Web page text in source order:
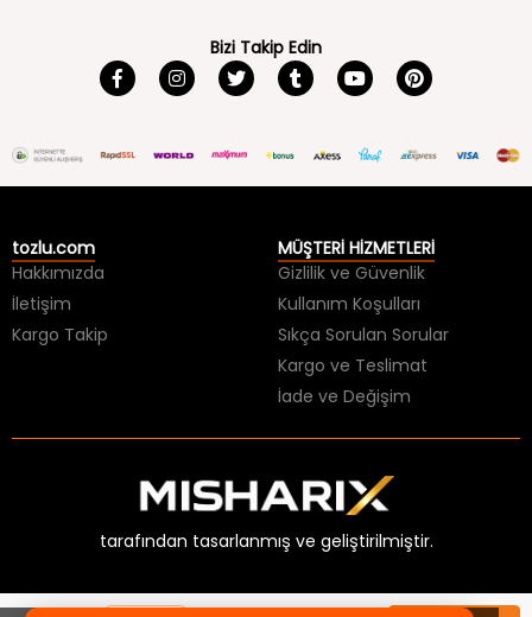
Bizi Takip Edin
tozlu.com
Hakkımızda
İletişim
Kargo Takip
MÜŞTERİ HİZMETLERİ
Gizlilik ve Güvenlik
Kullanım Koşulları
Sıkça Sorulan Sorular
Kargo ve Teslimat
İade ve Değişim
tarafından tasarlanmış ve geliştirilmiştir.